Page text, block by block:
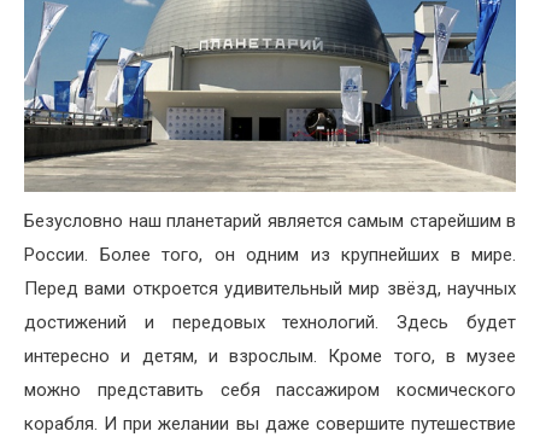
Безусловно наш планетарий является самым старейшим в
России. Более того, он одним из крупнейших в мире.
Перед вами откроется удивительный мир звёзд, научных
достижений и передовых технологий. Здесь будет
интересно и детям, и взрослым. Кроме того, в музее
можно представить себя пассажиром космического
корабля. И при желании вы даже совершите путешествие